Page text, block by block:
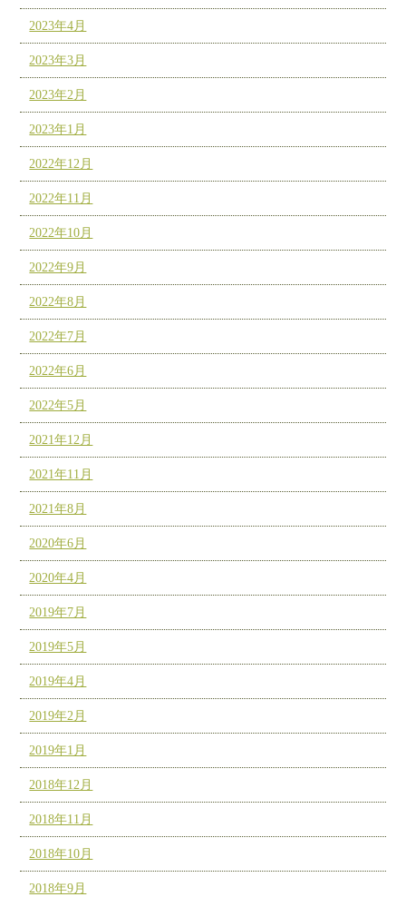
2023年4月
2023年3月
2023年2月
2023年1月
2022年12月
2022年11月
2022年10月
2022年9月
2022年8月
2022年7月
2022年6月
2022年5月
2021年12月
2021年11月
2021年8月
2020年6月
2020年4月
2019年7月
2019年5月
2019年4月
2019年2月
2019年1月
2018年12月
2018年11月
2018年10月
2018年9月